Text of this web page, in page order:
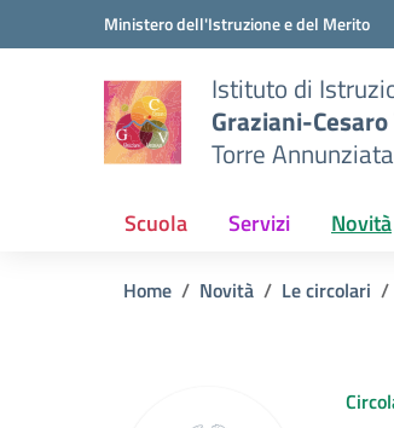
Vai ai contenuti
Vai al menu di navigazioneMinistero dell'Istruzione e del Merito
Istituto di
Graziani-
Torre
Scuola Servizi Novità
Home Novità Le circolari